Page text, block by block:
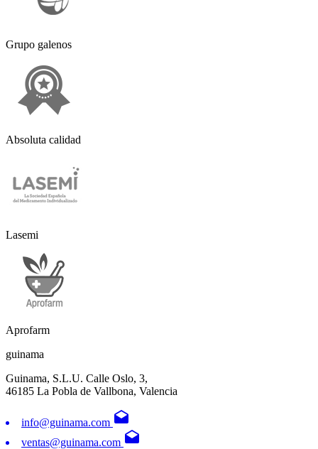
Grupo galenos
Absoluta calidad
Lasemi
Aprofarm
guinama
Guinama, S.L.U. Calle Oslo, 3,
46185 La Pobla de Vallbona, Valencia
info@guinama.com drafts
ventas@guinama.com drafts